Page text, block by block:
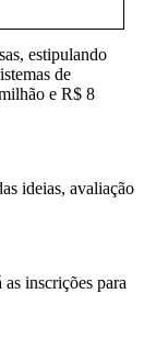
estipulando
de
e R$ 8
ideias, avaliação
inscrições para